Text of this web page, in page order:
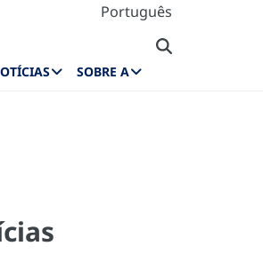
Português
SOBRE A